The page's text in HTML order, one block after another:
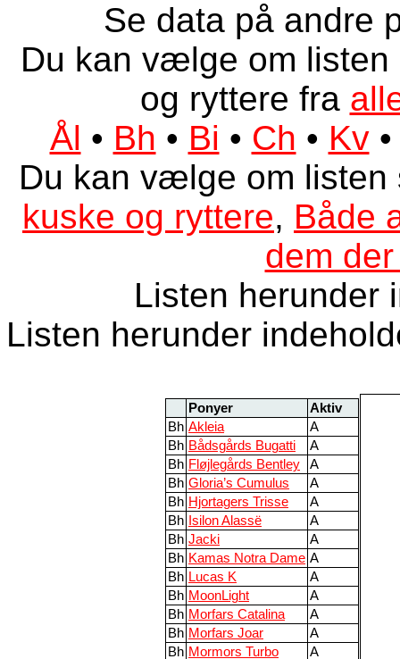
Se data på andre
Du kan vælge om
og ryttere fra
Ål • Bh • Bi • Ch • Kv
Du kan vælge om
kuske og ryttere, Både
dem
Listen herunder
Listen herunder
Ponyer
Aktiv
Bh Akleia
A
Bh Bådsgårds Bugatti
A
Bh Fløjlegårds Bentley
A
Bh Gloria’s Cumulus
A
Bh Hjortagers Trisse
A
Bh Isilon Alassë
A
Bh Jacki
A
Bh Kamas Notra Dame A
Bh Lucas K
A
Bh MoonLight
A
Bh Morfars Catalina
A
Bh Morfars Joar
A
Bh Mormors Turbo
A